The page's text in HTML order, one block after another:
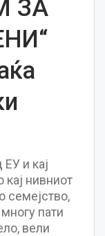
ЗА
и кај
нивниот
семејство,
пати
вели